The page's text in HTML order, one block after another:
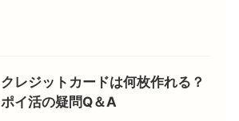
クレジットカードは何枚作れる？
ポイ活の疑問Q＆A